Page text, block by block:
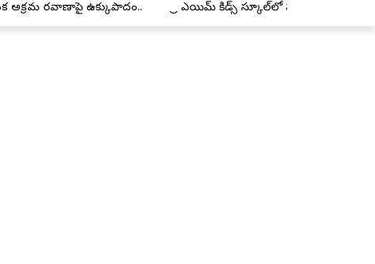
రవాణాపై ఉక్కుపాదం.. ప్రీ ఎయిమ్ కిడ్స్ స్కూల్‌లో ఘనంగా బోనాల సంబరాలు